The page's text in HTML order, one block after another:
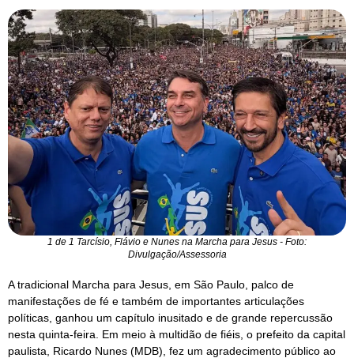
1 de 1 Tarcísio, Flávio e Nunes na Marcha para Jesus - Foto:
Divulgação/Assessoria
A tradicional Marcha para Jesus, em São Paulo, palco de
manifestações de fé e também de importantes articulações
políticas, ganhou um capítulo inusitado e de grande repercussão
nesta quinta-feira. Em meio à multidão de fiéis, o prefeito da capital
paulista, Ricardo Nunes (MDB), fez um agradecimento público ao